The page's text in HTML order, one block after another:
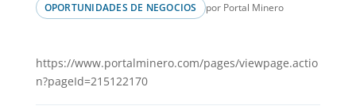
OPORTUNIDADES DE NEGOCIOS
por Portal Minero
https://www.portalminero.com/pages/viewpage.actio
n?pageId=215122170